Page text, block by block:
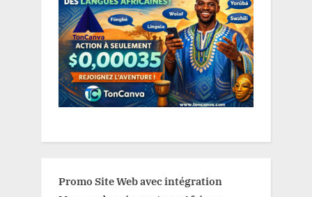
Promo Site Web avec intégration